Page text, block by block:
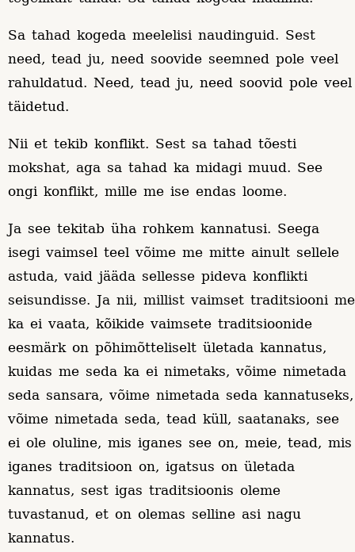
Sa tahad kogeda meelelisi naudinguid. Sest
need, tead ju, need soovide seemned pole veel
rahuldatud. Need, tead ju, need soovid pole veel
täidetud.
Nii et tekib konflikt. Sest sa tahad tõesti
mokshat, aga sa tahad ka midagi muud. See
ongi konflikt, mille me ise endas loome.
Ja see tekitab üha rohkem kannatusi. Seega
isegi vaimsel teel võime me mitte ainult sellele
astuda, vaid jääda sellesse pideva konflikti
seisundisse. Ja nii, millist vaimset traditsiooni me
ka ei vaata, kõikide vaimsete traditsioonide
eesmärk on põhimõtteliselt ületada kannatus,
kuidas me seda ka ei nimetaks, võime nimetada
seda sansara, võime nimetada seda kannatuseks,
võime nimetada seda, tead küll, saatanaks, see
ei ole oluline, mis iganes see on, meie, tead, mis
iganes traditsioon on, igatsus on ületada
kannatus, sest igas traditsioonis oleme
tuvastanud, et on olemas selline asi nagu
kannatus.